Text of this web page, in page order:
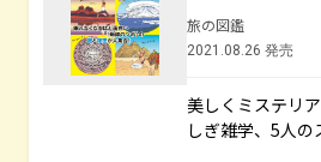
旅の図鑑
2021.08.26 発売
美しくミステリ
しぎ雑学、5人の